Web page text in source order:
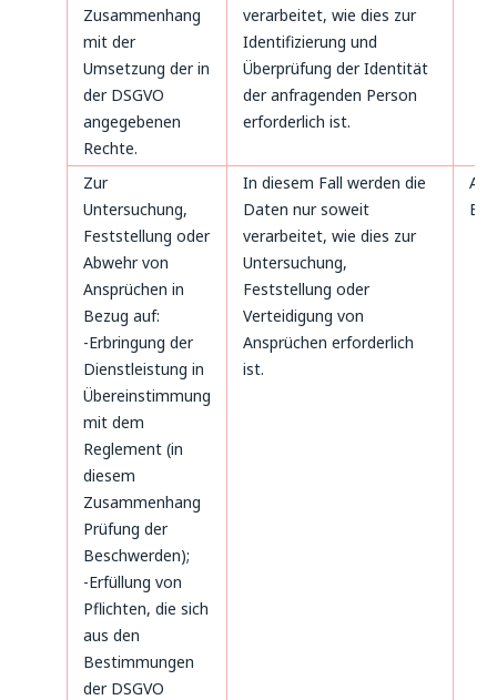
Zusammenhang
mit der
Umsetzung der in
der DSGVO
angegebenen
Rechte.
verarbeitet, wie dies zur
Identifizierung und
Überprüfung der Identität
der anfragenden Person
erforderlich ist.
Zur
Untersuchung,
Feststellung oder
Abwehr von
Ansprüchen in
Bezug auf:
-Erbringung der
Dienstleistung in
Übereinstimmung
mit dem
Reglement (in
diesem
Zusammenhang
Prüfung der
Beschwerden);
-Erfüllung von
Pflichten, die sich
aus den
Bestimmungen
der DSGVO
In diesem Fall werden die
Daten nur soweit
verarbeitet, wie dies zur
Untersuchung,
Feststellung oder
Verteidigung von
Ansprüchen erforderlich
ist.
B.